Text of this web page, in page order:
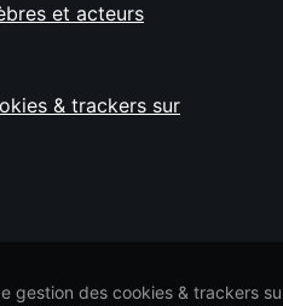
et acteurs
& trackers sur
gestion des cookies & trackers